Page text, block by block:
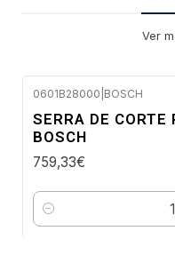
Ver
0601B28000 BOSCH
SERRA DE
BOSCH
759,33€
Quantidade